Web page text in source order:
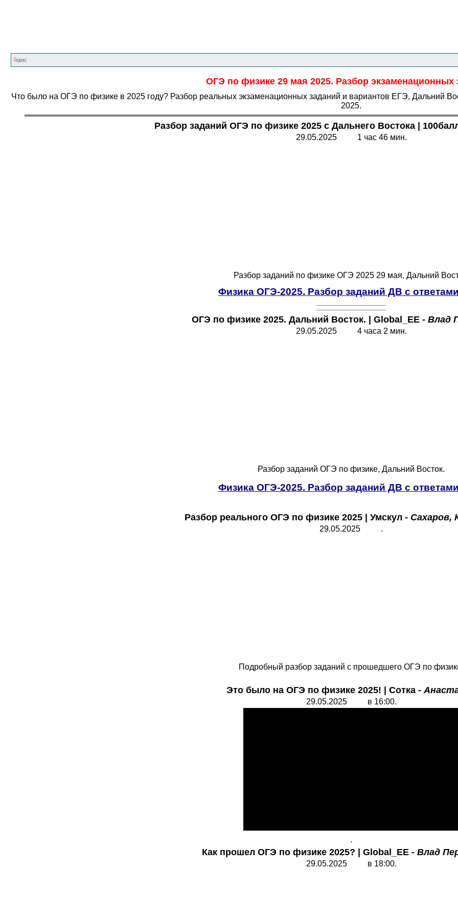
ОГЭ по физике 29 мая 2025. Разбор экзаменационных
Что было на ОГЭ по физике в 2025 году? Разбор реальных экзаменационных заданий и вариантов ЕГЭ, Дальний
2025.
Разбор заданий ОГЭ по физике 2025 с Дальнего Востока |
29.05.2025 1 час 46 мин.
Разбор заданий по физике ОГЭ 2025 29 мая, Дальний
Физика ОГЭ-2025. Разбор заданий ДВ с
ОГЭ по физике 2025. Дальний Восток. | Global_EE - Влад
29.05.2025 4 часа 2 мин.
Разбор заданий ОГЭ по физике, Дальний Восток.
Физика ОГЭ-2025. Разбор заданий ДВ с
Разбор реального ОГЭ по физике 2025| Умскул - Сахаров,
29.05.2025 .
Подробный разбор заданий с прошедшего ОГЭ по
Это было на ОГЭ по физике 2025! | Сотка -
29.05.2025 в 16:00.
.
Как прошел ОГЭ по физике 2025? | Global_EE - Влад
29.05.2025 в 18:00.